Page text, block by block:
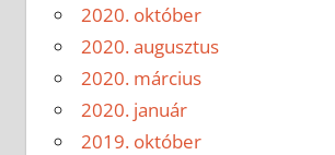
2020. október
2020. augusztus
2020. március
2020. január
2019. október